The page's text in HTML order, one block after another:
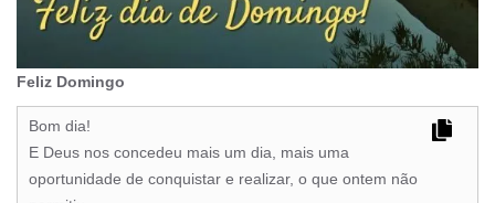
Feliz Domingo
Bom dia!
E Deus nos concedeu mais um dia, mais uma
oportunidade de conquistar e realizar, o que ontem não